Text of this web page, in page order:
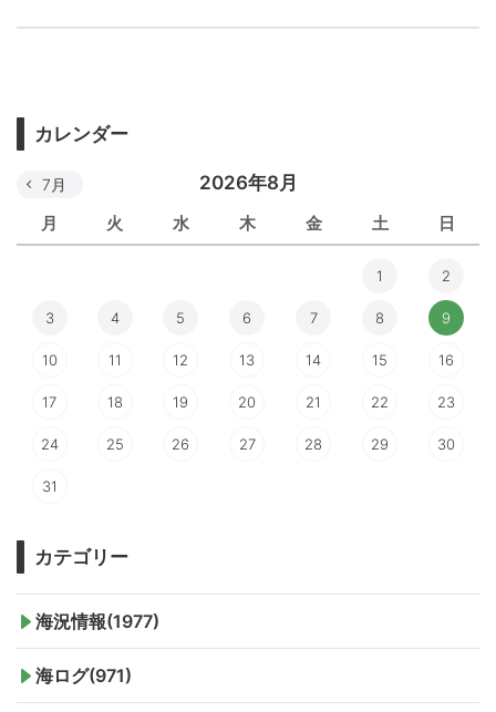
カレンダー
2026年8月
月 火 水 木 金 土 日
7月
1 2
3 4 5 6 7 8 9
10 11 12 13 14 15 16
17 18 19 20 21 22 23
24 25 26 27 28 29 30
31
カテゴリー
海況情報(1977)
海ログ(971)